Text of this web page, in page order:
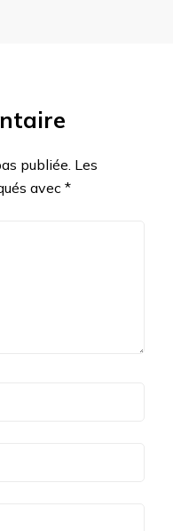
publiée. Les
avec *